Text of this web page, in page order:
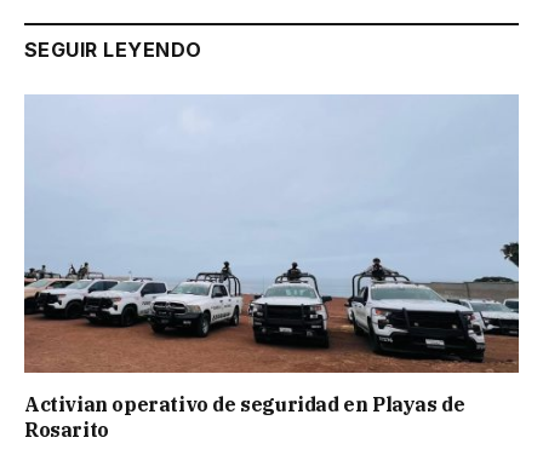
SEGUIR LEYENDO
Activian operativo de seguridad en Playas de
Rosarito